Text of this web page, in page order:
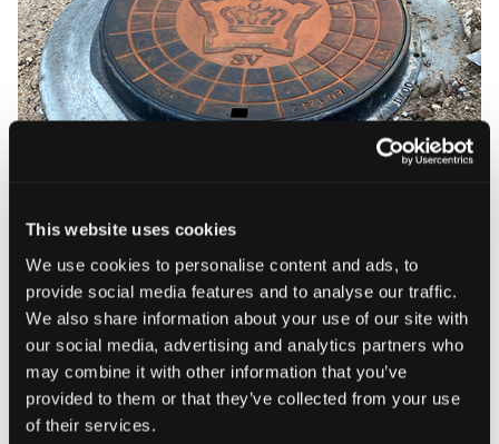
This website uses cookies
We use cookies to personalise content and ads, to
provide social media features and to analyse our traffic.
We also share information about your use of our site with
our social media, advertising and analytics partners who
may combine it with other information that you’ve
provided to them or that they’ve collected from your use
of their services.